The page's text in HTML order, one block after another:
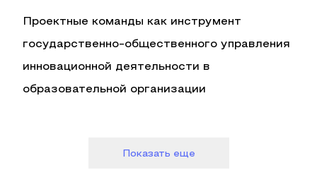
Проектные команды как инструмент
государственно-общественного управления
инновационной деятельности в
образовательной организации
Показать еще